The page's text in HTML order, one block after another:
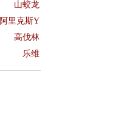
山蛟龙
阿里克斯Y
高伐林
乐维